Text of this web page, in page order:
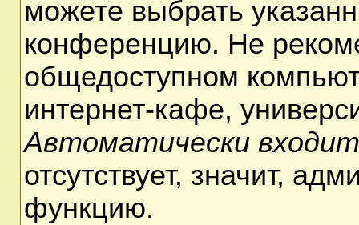
можете выбрать
конференцию. Не
общедоступном
интернет-кафе,
Автоматически
отсутствует, значит,
функцию.